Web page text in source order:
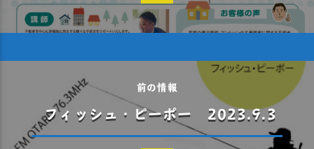
前の情報
フィッシュ・ピーポー 2023.9.3